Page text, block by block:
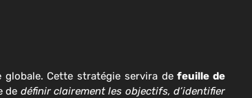
globale. Cette stratégie servira defeuille de
de définir clairement les objectifs, d’identifier